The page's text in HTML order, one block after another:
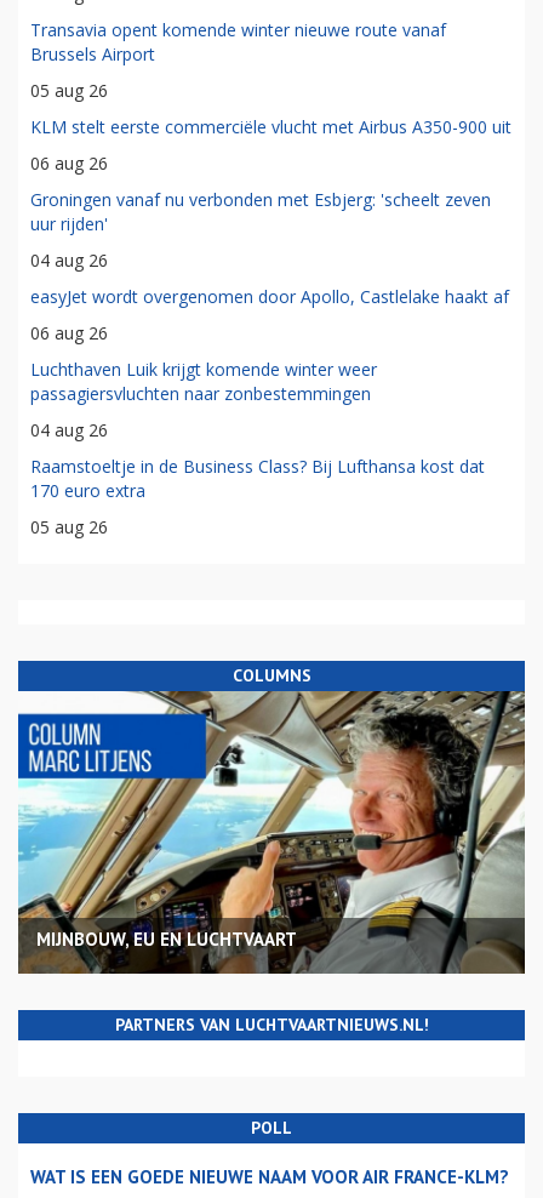
Transavia opent komende winter nieuwe route vanaf
Brussels Airport
05 aug 26
KLM stelt eerste commerciële vlucht met Airbus A350-900 uit
06 aug 26
Groningen vanaf nu verbonden met Esbjerg: 'scheelt zeven
uur rijden'
04 aug 26
easyJet wordt overgenomen door Apollo, Castlelake haakt af
06 aug 26
Luchthaven Luik krijgt komende winter weer
passagiersvluchten naar zonbestemmingen
04 aug 26
Raamstoeltje in de Business Class? Bij Lufthansa kost dat
170 euro extra
05 aug 26
COLUMNS
MIJNBOUW, EU EN LUCHTVAART
PARTNERS VAN LUCHTVAARTNIEUWS.NL!
POLL
WAT IS EEN GOEDE NIEUWE NAAM VOOR AIR FRANCE-KLM?